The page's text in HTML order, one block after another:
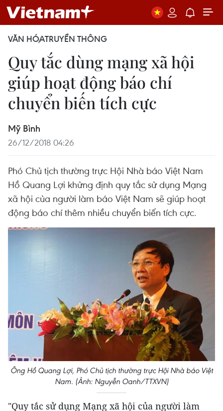
VĂN HÓATRUYỀN THÔNG
Quy tắc dùng mạng xã hội
giúp hoạt động báo chí
chuyển biến tích cực
Mỹ Bình
26/12/2018 04:26
Phó Chủ tịch thường trực Hội Nhà báo Việt Nam
Hồ Quang Lợi khửng định quy tắc sử dụng Mạng
xã hội của người làm báo Việt Nam sẽ giúp hoạt
động báo chí thêm nhiều chuyển biến tích cực.
Ông Hồ Quang Lợi, Phó Chủ tịch thường trực Hội Nhà báo Việt
Nam. (Ảnh: Nguyễn Oanh/TTXVN)
"Quy tắc sử dụng Mạng xã hội của người làm